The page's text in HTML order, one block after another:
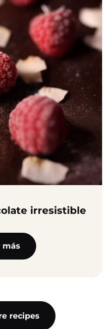
irresistible
más
recipes